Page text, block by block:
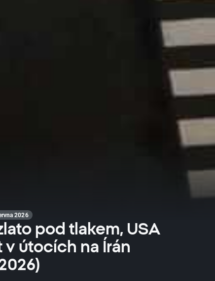
2026
pod tlakem, USA
útocích na Írán